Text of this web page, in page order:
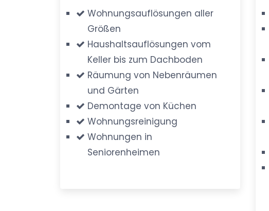
Wohnungsauflösungen aller
Größen
Haushaltsauflösungen vom
Keller bis zum Dachboden
Räumung von Nebenräumen
und Gärten
Demontage von Küchen
Wohnungsreinigung
Wohnungen in
Seniorenheimen